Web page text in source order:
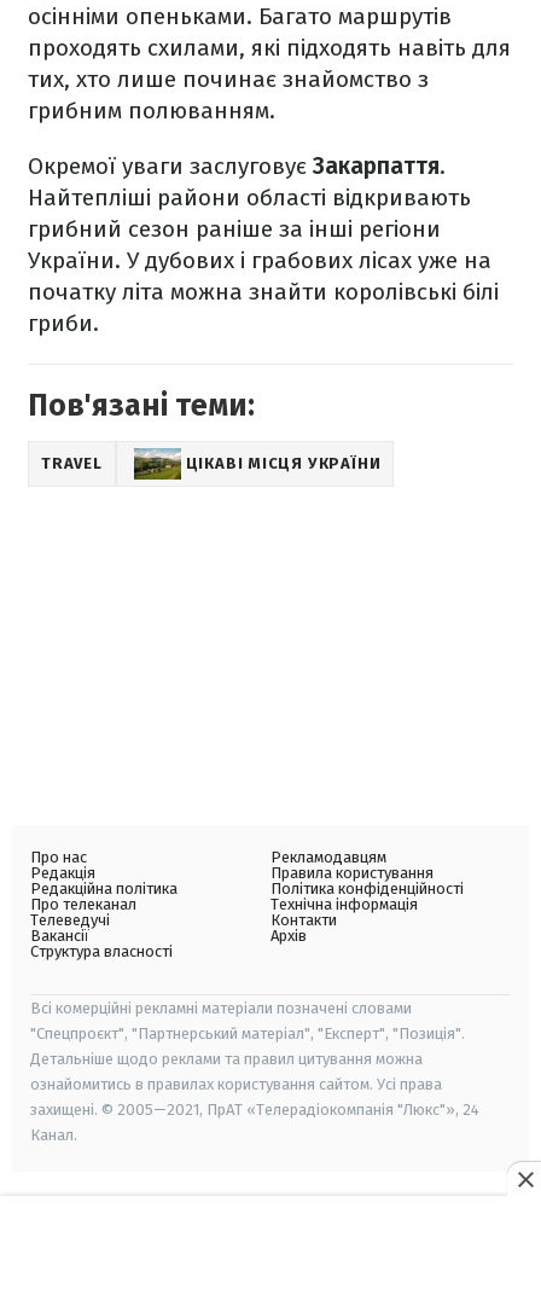
осінніми опеньками. Багато маршрутів
проходять схилами, які підходять навіть для
тих, хто лише починає знайомство з
грибним полюванням.
Окремої уваги заслуговує Закарпаття.
Найтепліші райони області відкривають
грибний сезон раніше за інші регіони
України. У дубових і грабових лісах уже на
початку літа можна знайти королівські білі
гриби.
Пов'язані теми:
TRAVEL ЦІКАВІ МІСЦЯ УКРАЇНИ
Про нас
Редакція
Редакційна політика
Про телеканал
Телеведучі
Вакансії
Структура власності
Рекламодавцям
Правила користування
Політика конфіденційності
Технічна інформація
Контакти
Архів
Всі комерційні рекламні матеріали позначені словами
"Спецпроєкт", "Партнерський матеріал", "Експерт", "Позиція".
Детальніше щодо реклами та правил цитування можна
ознайомитись в правилах користування сайтом. Усі права
захищені. © 2005—2021, ПрАТ «Телерадіокомпанія "Люкс"», 24
Канал.